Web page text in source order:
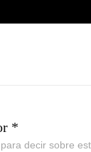
*
decir sobre